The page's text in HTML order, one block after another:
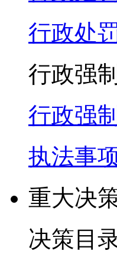
行政处
行政强
行政强
执法事
重大决
决策目